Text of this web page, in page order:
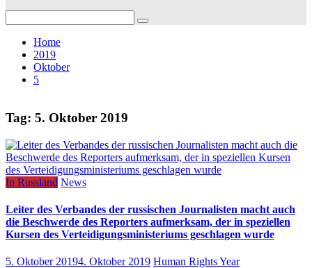
for:
Home
2019
Oktober
5
Tag: 5. Oktober 2019
In Russland News
Leiter des Verbandes der russischen Journalisten macht auch
die Beschwerde des Reporters aufmerksam, der in speziellen
Kursen des Verteidigungsministeriums geschlagen wurde
5. Oktober 20194. Oktober 2019 Human Rights Year